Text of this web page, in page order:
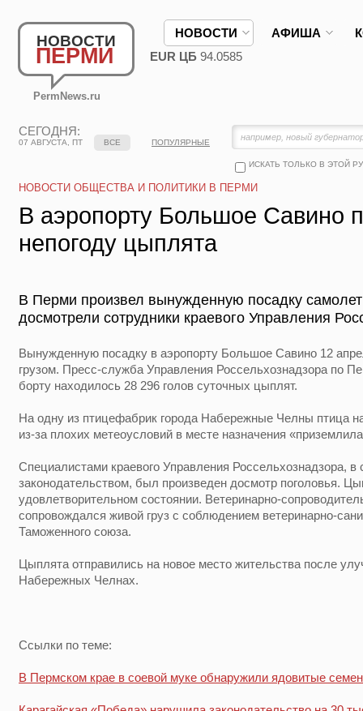
НОВОСТИ
ПЕРМИ
PermNews.ru
НОВОСТИ АФИША
EUR ЦБ 94.0585
СЕГОДНЯ:
07 АВГУСТА, ПТ
ИСКАТЬ ТОЛЬКО В ЭТОЙ
ВСЕ ПОПУЛЯРНЫЕ
НОВОСТИ ОБЩЕСТВА И ПОЛИТИКИ В ПЕРМИ
В аэропорту Большое Савино
непогоду цыплята
В Перми произвел вынужденную посадку
досмотрели сотрудники краевого Управления
Вынужденную посадку в аэропорту Большое Савино 12
грузом. Пресс-служба Управления Россельхознадзора по
борту находилось 28 296 голов суточных цыплят.
На одну из птицефабрик города Набережные Челны птица
из-за плохих метеоусловий в месте назначения
Специалистами краевого Управления Россельхознадзора,
законодательством, был произведен досмотр поголовья.
удовлетворительном состоянии. Ветеринарно-
сопровождался живой груз с соблюдением ветеринарно-
Таможенного союза.
Цыплята отправились на новое место жительства после
Набережных Челнах.
Ссылки по теме:
В Пермском крае в соевой муке обнаружили ядовитые